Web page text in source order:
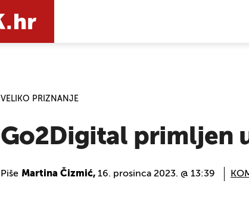
VELIKO PRIZNANJE
Go2Digital primljen
Piše Martina Čizmić, 16. prosinca 2023. @ 13:39